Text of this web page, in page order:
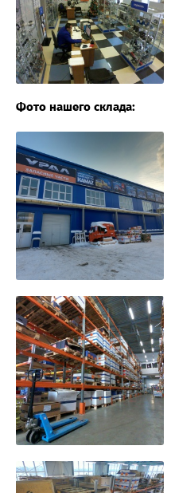
Фото нашего склада: